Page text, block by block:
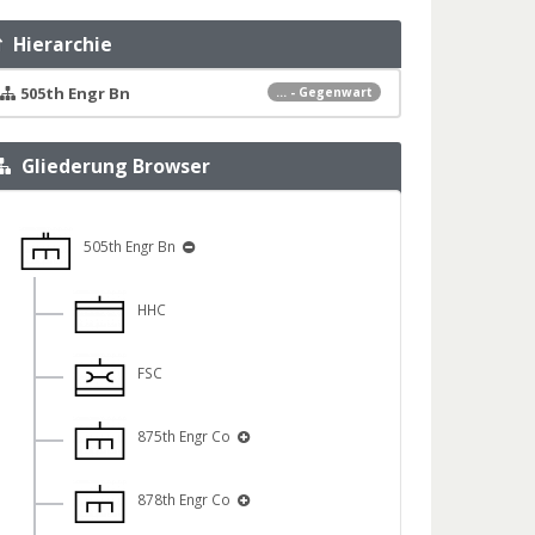
Hierarchie
... - Gegenwart
505th Engr Bn
Gliederung Browser
505th Engr Bn
HHC
FSC
875th Engr Co
878th Engr Co